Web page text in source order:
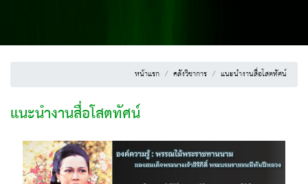
หน้าแรก คลังวิชาการ แนะนำงานสื่อโสตทัศน์
แนะนำงานสื่อโสตทัศน์